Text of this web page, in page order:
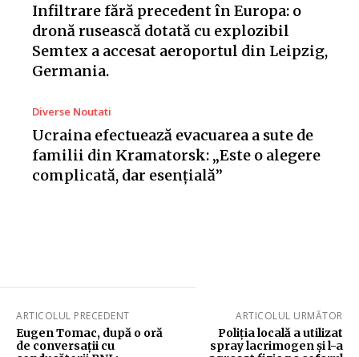
Infiltrare fără precedent în Europa: o
dronă rusească dotată cu explozibil
Semtex a accesat aeroportul din Leipzig,
Germania.
Diverse Noutati
Ucraina efectuează evacuarea a sute de
familii din Kramatorsk: „Este o alegere
complicată, dar esențială”
ARTICOLUL PRECEDENT
Eugen Tomac, după o oră
de conversații cu
ARTICOLUL URMĂTOR
Poliția locală a utilizat
spray lacrimogen și l-a